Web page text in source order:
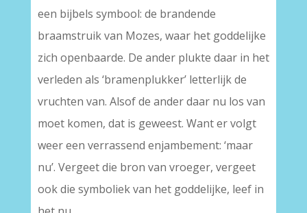
een bijbels symbool: de brandende
braamstruik van Mozes, waar het goddelijke
zich openbaarde. De ander plukte daar in het
verleden als ‘bramenplukker’ letterlijk de
vruchten van. Alsof de ander daar nu los van
moet komen, dat is geweest. Want er volgt
weer een verrassend enjambement: ‘maar
nu’. Vergeet die bron van vroeger, vergeet
ook die symboliek van het goddelijke, leef in